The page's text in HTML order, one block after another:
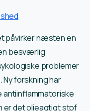
påvirker næsten en
besværlig
problemer
forskning har
antiinflammatoriske
er det olieagtigt stof